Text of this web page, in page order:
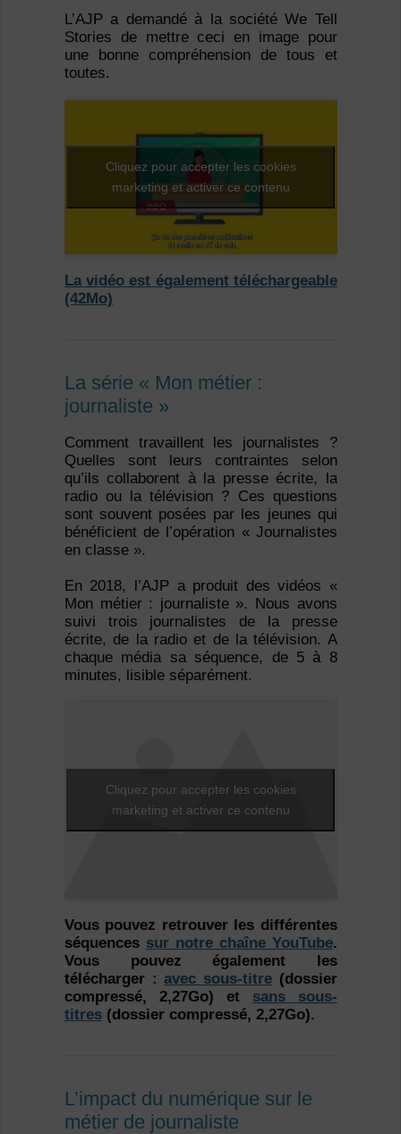
L’AJP a demandé à la société We Tell
Stories de mettre ceci en image pour
une bonne compréhension de tous et
toutes.
Cliquez pour accepter les cookies
marketing et activer ce contenu
La vidéo est également téléchargeable
(42Mo)
La série « Mon métier :
journaliste »
Comment travaillent les journalistes ?
Quelles sont leurs contraintes selon
qu’ils collaborent à la presse écrite, la
radio ou la télévision ? Ces questions
sont souvent posées par les jeunes qui
bénéficient de l’opération « Journalistes
en classe ».
En 2018, l’AJP a produit des vidéos «
Mon métier : journaliste ». Nous avons
suivi trois journalistes de la presse
écrite, de la radio et de la télévision. A
chaque média sa séquence, de 5 à 8
minutes, lisible séparément.
Cliquez pour accepter les cookies
marketing et activer ce contenu
Vous pouvez retrouver les différentes
séquences sur notre chaîne YouTube.
Vous pouvez également les
télécharger :avec sous-titre (dossier
compressé, 2,27Go) et sans sous-
titres(dossier compressé, 2,27Go).
L’impact du numérique sur le
métier de journaliste